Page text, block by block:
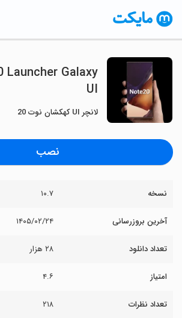
Launcher Galaxy
UI
لانچر UI کهکشان نوت 20
نصب
نسخه ۱۰.۷
آخرین بروزرسانی ۱۴۰۵/۰۲/۲۴
تعداد دانلود ۲۸ هزار
امتیاز ۴.۶
تعداد نظرات ۲۱۸